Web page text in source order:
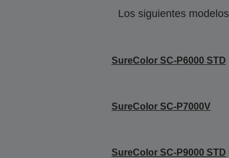
Los siguientes
SureColor SC-P6000 STD
SureColor SC-P7000V
SureColor SC-P9000 STD